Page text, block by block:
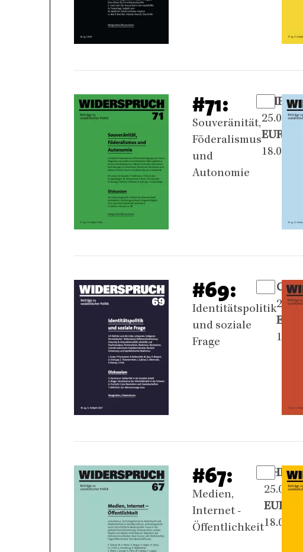
#71:
Souveränität,
Föderalismus
und
Autonomie
CHF
25.00
EUR
18.00
#69:
Identitätspolitik
und soziale
Frage
CHF
25.00
EUR
18.00
#67:
Medien,
Internet -
Öffentlichkeit
CHF
25.00
EUR
18.00